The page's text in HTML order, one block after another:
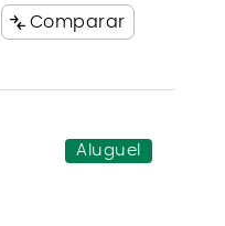
Comparar
Aluguel